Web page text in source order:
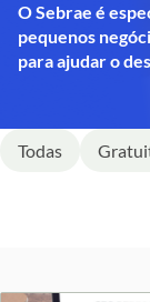
O Sebrae é
pequenos
para ajudar o
Todas